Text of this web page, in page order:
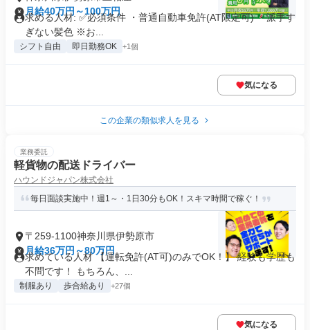
月給40万円～100万円
求める人材: ✅️必須条件 ・普通自動車免許(AT限定可) ・派手す
ぎない髪色 ※お...
シフト自由 即日勤務OK +1個
気になる
この企業の類似求人を見る
業務委託
軽貨物の配送ドライバー
ハウンドジャパン株式会社
毎日面談実施中！週1～・1日30分もOK！スキマ時間で稼ぐ！
〒259-1100神奈川県伊勢原市
月給36万円～80万円
求めている人材 【運転免許(AT可)のみでOK！】 経験も学歴も
不問です！ もちろん、...
制服あり 歩合給あり +27個
気になる